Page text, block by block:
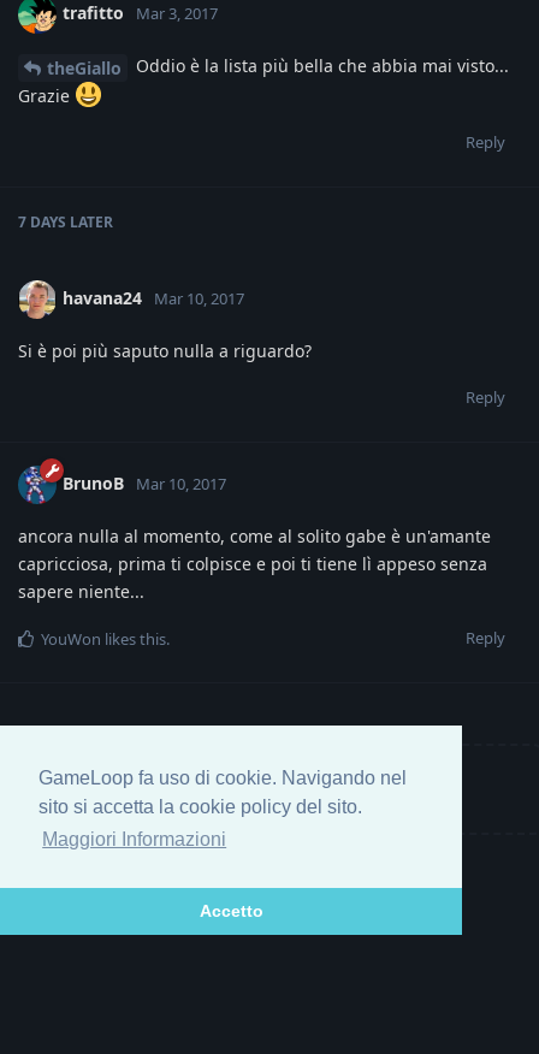
GameLoop fa uso di cookie. Navigando nel
sito si accetta la cookie policy del sito.
Maggiori Informazioni
Accetto
trafitto Mar 3, 2017
theGiallo
Oddio è la lista più bella che abbia mai visto...
Grazie
Reply
7 DAYS LATER
havana24 Mar 10, 2017
Si è poi più saputo nulla a riguardo?
Reply
BrunoB Mar 10, 2017
ancora nulla al momento, come al solito gabe è un'amante
capricciosa, prima ti colpisce e poi ti tiene lì appeso senza
sapere niente...
Reply
YouWon likes this.
Write a Reply...